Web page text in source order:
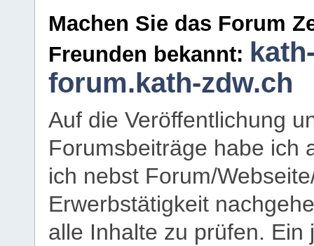
Machen Sie das Forum
Freunden bekannt:
forum.kath-zdw.ch
Auf die Veröffentlichung
Forumsbeiträge habe ich
ich nebst Forum/
Erwerbstätigkeit
alle Inhalte zu prüfen.